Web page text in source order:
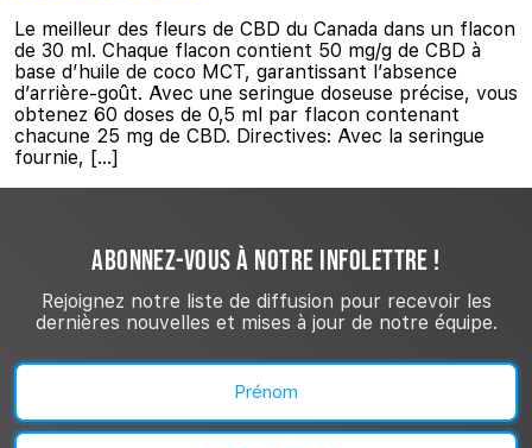
Le meilleur des fleurs de CBD du Canada dans un flacon
de 30 ml. Chaque flacon contient 50 mg/g de CBD à
base d’huile de coco MCT, garantissant l’absence
d’arrière-goût. Avec une seringue doseuse précise, vous
obtenez 60 doses de 0,5 ml par flacon contenant
chacune 25 mg de CBD. Directives: Avec la seringue
fournie, […]
ABONNEZ-VOUS À NOTRE INFOLETTRE !
Rejoignez notre liste de diffusion pour recevoir les
dernières nouvelles et mises à jour de notre équipe.
Nom
(Nécessaire)
Prénom